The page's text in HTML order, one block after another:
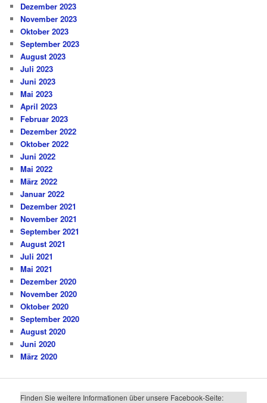
Dezember 2023
November 2023
Oktober 2023
September 2023
August 2023
Juli 2023
Juni 2023
Mai 2023
April 2023
Februar 2023
Dezember 2022
Oktober 2022
Juni 2022
Mai 2022
März 2022
Januar 2022
Dezember 2021
November 2021
September 2021
August 2021
Juli 2021
Mai 2021
Dezember 2020
November 2020
Oktober 2020
September 2020
August 2020
Juni 2020
März 2020
Finden Sie weitere Informationen über unsere Facebook-Seite: